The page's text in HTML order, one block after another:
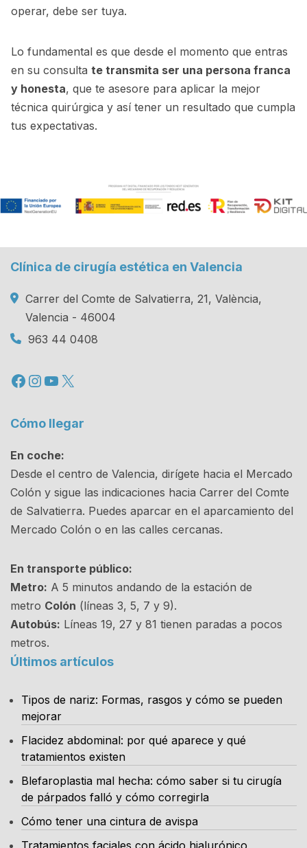
operar, debe ser tuya.
Lo fundamental es que desde el momento que entras
en su consulta te transmita ser una persona franca
y honesta, que te asesore para aplicar la mejor
técnica quirúrgica y así tener un resultado que cumpla
tus expectativas.
Clínica de cirugía estética en Valencia
Carrer del Comte de Salvatierra, 21, València,
Valencia - 46004
963 44 0408
Facebook
Instagram
YouTube
X
Cómo llegar
En coche:
Desde el centro de Valencia, dirígete hacia el Mercado
Colón y sigue las indicaciones hacia Carrer del Comte
de Salvatierra. Puedes aparcar en el aparcamiento del
Mercado Colón o en las calles cercanas.
En transporte público:
Metro: A 5 minutos andando de la estación de
metro Colón (líneas 3, 5, 7 y 9).
Autobús: Líneas 19, 27 y 81 tienen paradas a pocos
metros.
Últimos artículos
Tipos de nariz: Formas, rasgos y cómo se pueden
mejorar
Flacidez abdominal: por qué aparece y qué
tratamientos existen
Blefaroplastia mal hecha: cómo saber si tu cirugía
de párpados falló y cómo corregirla
Cómo tener una cintura de avispa
Tratamientos faciales con ácido hialurónico